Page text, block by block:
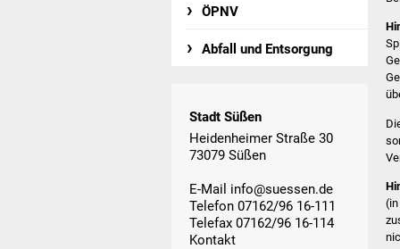
ÖPNV
Abfall und Entsorgung
Stadt Süßen
Heidenheimer Straße 30
73079 Süßen
E-Mail info@suessen.de
Telefon 07162/96 16-111
Telefax 07162/96 16-114
Kontakt